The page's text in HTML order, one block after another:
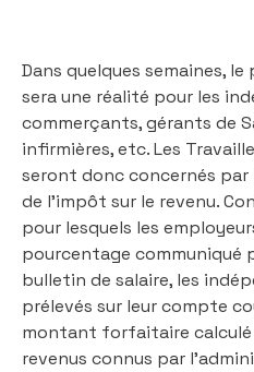
Dans quelques semaines,
sera une réalité pour les
commerçants, gérants de
infirmières, etc. Les
seront donc concernés
de l’impôt sur le revenu.
pour lesquels les
pourcentage communiqué
bulletin de salaire, les
prélevés sur leur compte
montant forfaitaire calculé
revenus connus par